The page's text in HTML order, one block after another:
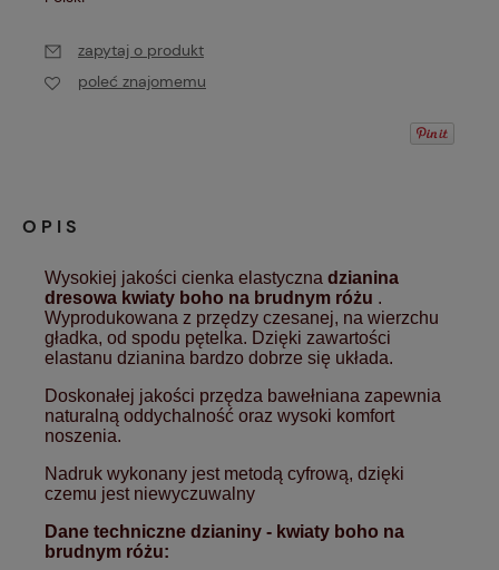
zapytaj o produkt
poleć znajomemu
OPIS
Wysokiej jakości cienka elastyczna dzianina
dresowa kwiaty boho na brudnym różu .
Wyprodukowana z przędzy czesanej, na wierzchu
gładka, od spodu pętelka. Dzięki zawartości
elastanu dzianina bardzo dobrze się układa.
Doskonałej jakości przędza bawełniana zapewnia
naturalną oddychalność oraz wysoki komfort
noszenia.
Nadruk wykonany jest metodą cyfrową, dzięki
czemu jest niewyczuwalny
Dane techniczne dzianiny - kwiaty boho na
brudnym różu: